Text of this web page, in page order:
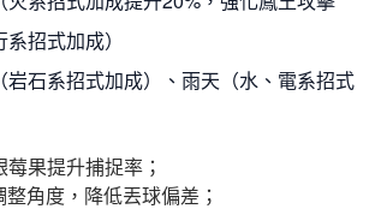
招式加成）
岩石系招式加成）、雨天（水、電系招式
果提升捕捉率；
角度，降低丟球偏差；